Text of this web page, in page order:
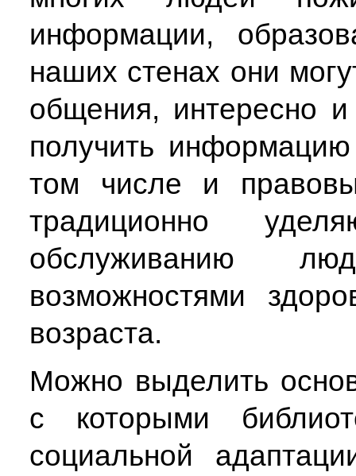
информации,
наших стенах они
общения, интересно
получить
том числе и
традиционно
обслуживанию
возможностями
возраста.
Можно выделить
с которыми
социальной